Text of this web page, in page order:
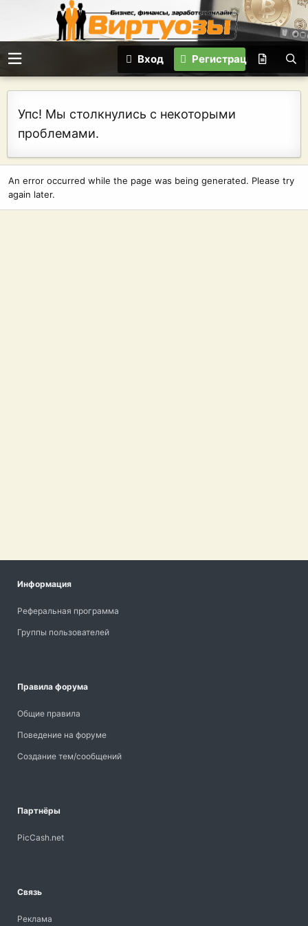
Вход Регистрация
Упс! Мы столкнулись с некоторыми
проблемами.
An error occurred while the page was being generated. Please try
again later.
Информация
Реферальная программа
Группы пользователей
Правила форума
Общие правила
Поведение на форуме
Создание тем/сообщений
Партнёры
PicCash.net
Связь
Реклама